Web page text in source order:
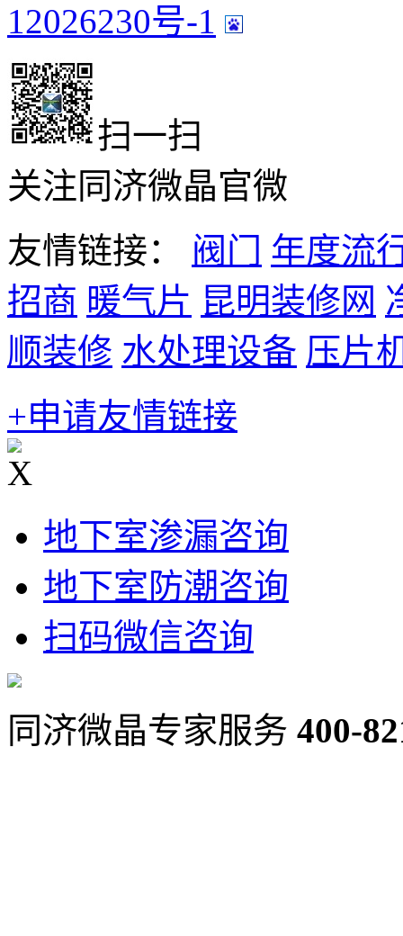
12026230号-1
扫一扫
关注同济微晶官微
友情链接： 阀门 年度流
招商 暖气片 昆明装修网
顺装修 水处理设备 压片
+申请友情链接
X
地下室渗漏咨询
地下室防潮咨询
扫码微信咨询
同济微晶专家服务 400-